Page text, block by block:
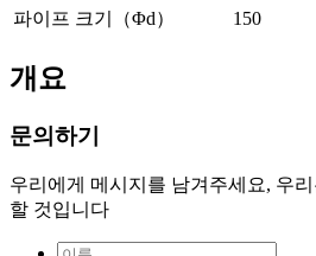
파이프 크기（Φd）
150
개요
문의하기
우리에게 메시지를 남겨주세요, 우
할 것입니다